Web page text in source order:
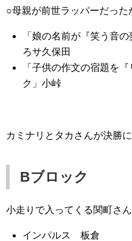
○母親が前世ラッパーだった
「娘の名前が『笑う音
ろサ久保田
「子供の作文の宿題を
ク」小峠
カミナリとタカさんが決勝に
Bブロック
小走りで入ってくる関町さ
インパルス 板倉